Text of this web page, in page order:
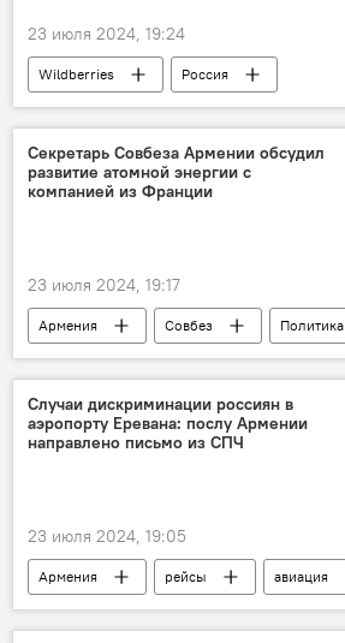
23 июля 2024, 19:24
Wildberries Россия
Секретарь Совбеза Армении обсудил
развитие атомной энергии с
компанией из Франции
23 июля 2024, 19:17
Армения Совбез
Политика
Франция
компания
Новости Армения
Случаи дискриминации россиян в
аэропорту Еревана: послу Армении
направлено письмо из СПЧ
23 июля 2024, 19:05
Армения рейсы
авиация
Россия
Вагаршак Арутюнян